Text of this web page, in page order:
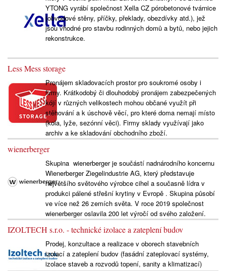
YTONG vyrábí společnost Xella CZ pórobetonové tvárnice
(obvodové stěny, příčky, překlady, obezdívky atd.), jež
jsou vhodné pro stavbu rodinných domů a bytů, nebo jejich
rekonstrukce.
Less Mess storage
Pronájem skladovacích prostor pro soukromé osoby i
firmy. Krátkodobý či dlouhodobý pronájem zabezpečených
kójí v různých velikostech mohou občané využít při
stěhování a k úschově věcí, pro které doma nemají místo
(kola, lyže, sezónní věci). Firmy sklady využívají jako
archiv a ke skladování obchodního zboží.
wienerberger
Skupina wienerberger je součástí nadnárodního koncernu
Wienerberger Ziegelindustrie AG, který představuje
největšího světového výrobce cihel a současně lídra v
produkci pálené střešní krytiny v Evropě . Skupina působí
ve více než 26 zemích světa. V roce 2019 společnost
wienerberger oslavila 200 let výročí od svého založení.
IZOLTECH s.r.o. - technické izolace a zateplení budov
Prodej, konzultace a realizace v oborech stavebních
izolací a zateplení budov (fasádní zateplovací systémy,
izolace staveb a rozvodů topení, sanity a klimatizací)